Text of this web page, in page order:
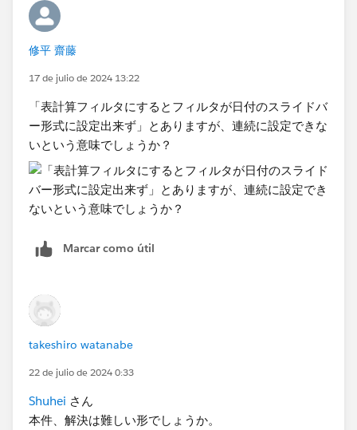
修平 齋藤
17 de julio de 2024 13:22
「表計算フィルタにするとフィルタが日付のスライドバ
ー形式に設定出来ず」とありますが、連続に設定できな
いという意味でしょうか？
Marcar como útil
takeshiro watanabe
22 de julio de 2024 0:33
Shuhei さん
本件、解決は難しい形でしょうか。